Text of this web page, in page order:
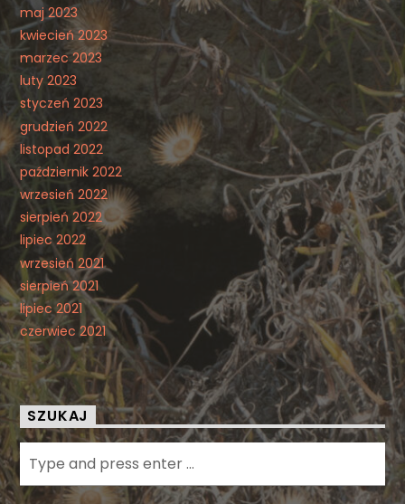
maj 2023
kwiecień 2023
marzec 2023
luty 2023
styczeń 2023
grudzień 2022
listopad 2022
październik 2022
wrzesień 2022
sierpień 2022
lipiec 2022
wrzesień 2021
sierpień 2021
lipiec 2021
czerwiec 2021
SZUKAJ